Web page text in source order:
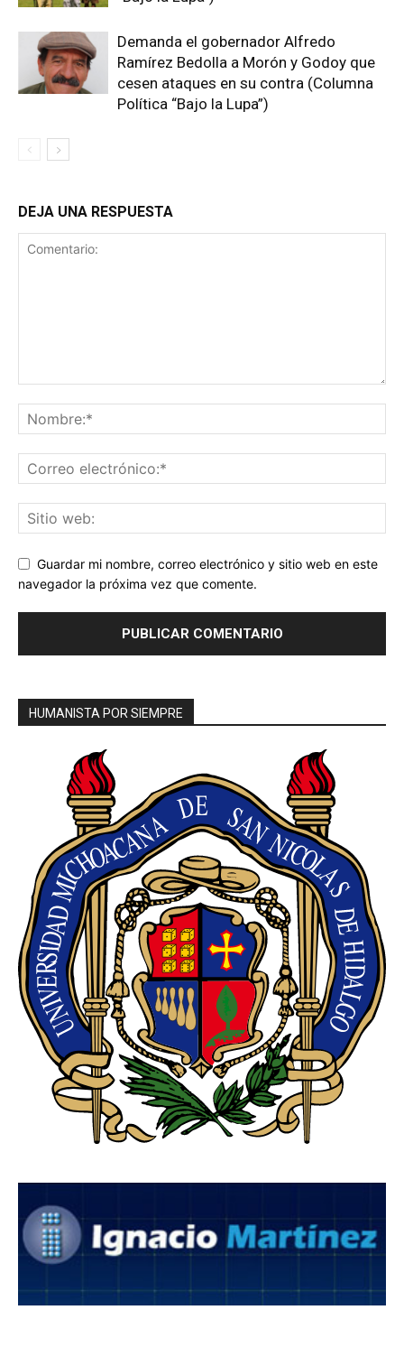
Demanda el gobernador Alfredo
Ramírez Bedolla a Morón y Godoy que
cesen ataques en su contra (Columna
Política “Bajo la Lupa”)
DEJA UNA RESPUESTA
Guardar mi nombre, correo electrónico y sitio web en este
navegador la próxima vez que comente.
HUMANISTA POR SIEMPRE